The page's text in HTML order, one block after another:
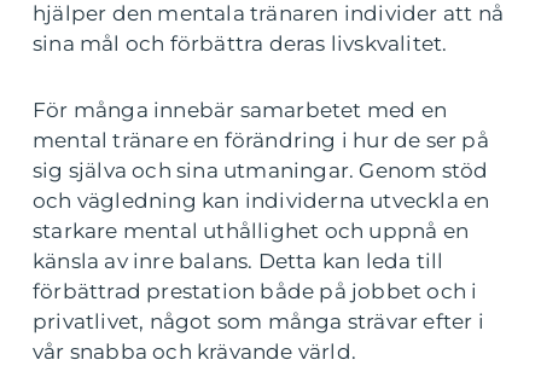
hjälper den mentala tränaren individer att nå
sina mål och förbättra deras livskvalitet.
För många innebär samarbetet med en
mental tränare en förändring i hur de ser på
sig själva och sina utmaningar. Genom stöd
och vägledning kan individerna utveckla en
starkare mental uthållighet och uppnå en
känsla av inre balans. Detta kan leda till
förbättrad prestation både på jobbet och i
privatlivet, något som många strävar efter i
vår snabba och krävande värld.